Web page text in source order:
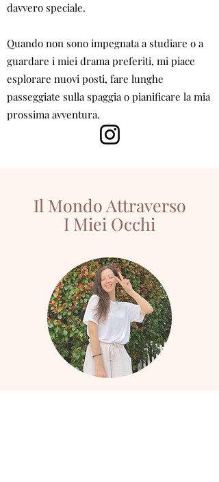
davvero speciale.
Quando non sono impegnata a studiare o a
guardare i miei drama preferiti, mi piace
esplorare nuovi posti, fare lunghe
passeggiate sulla spaggia o pianificare la mia
prossima avventura.
Il Mondo Attraverso
I Miei Occhi